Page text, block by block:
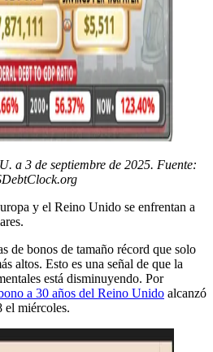
a 3 de septiembre de 2025. Fuente:
y el Reino Unido se enfrentan a
de bonos de tamaño récord que solo
altos. Esto es una señal de que la
está disminuyendo. Por
a 30 años del Reino Unido alcanzó
el miércoles.